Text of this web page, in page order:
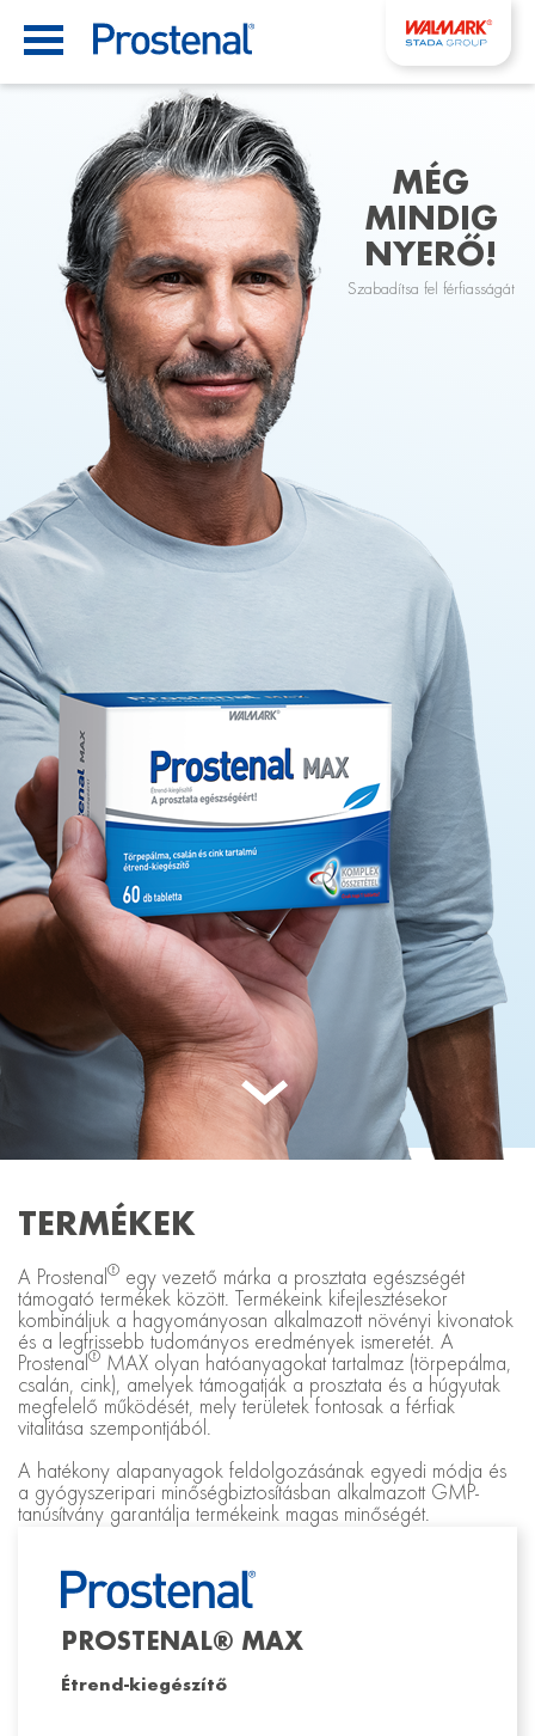
MÉG
MINDIG
NYERŐ!
Szabadítsa fel férfiasságát
TERMÉKEK
A Prostenal ® egy vezető márka a prosztata egészségét
támogató termékek között. Termékeink kifejlesztésekor
kombináljuk a hagyományosan alkalmazott növényi kivonatok
és a legfrissebb tudományos eredmények ismeretét. A
Prostenal ® MAX olyan hatóanyagokat tartalmaz (törpepálma,
csalán, cink), amelyek támogatják a prosztata és a húgyutak
megfelelő működését, mely területek fontosak a férfiak
vitalitása szempontjából.
A hatékony alapanyagok feldolgozásának egyedi módja és
a gyógyszeripari minőségbiztosításban alkalmazott GMP-
tanúsítvány garantálja termékeink magas minőségét.
PROSTENAL® MAX
Étrend-kiegészítő